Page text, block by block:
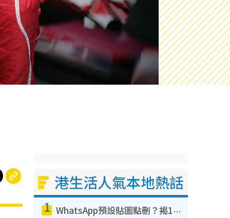
港生活人氣本地熱話
1 WhatsApp預設貼圖點刪？揭1招「反向操作」還原簡潔介面 附3步實測教學